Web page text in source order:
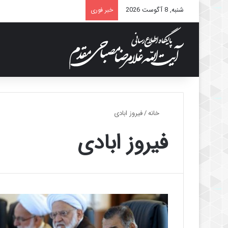
شنبه, 8 آگوست 2026 خبر فوری
خانه/فیروز ابادی
فیروز ابادی